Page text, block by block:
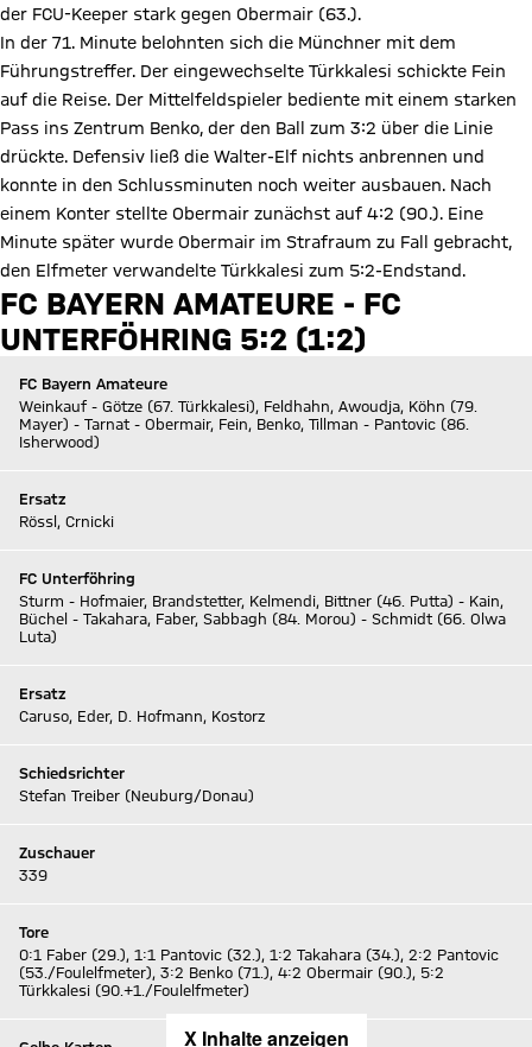
der FCU-Keeper stark gegen Obermair (63.).
In der 71. Minute belohnten sich die Münchner mit dem
Führungstreffer. Der eingewechselte Türkkalesi schickte Fein
auf die Reise. Der Mittelfeldspieler bediente mit einem starken
Pass ins Zentrum Benko, der den Ball zum 3:2 über die Linie
drückte. Defensiv ließ die Walter-Elf nichts anbrennen und
konnte in den Schlussminuten noch weiter ausbauen. Nach
einem Konter stellte Obermair zunächst auf 4:2 (90.). Eine
Minute später wurde Obermair im Strafraum zu Fall gebracht,
den Elfmeter verwandelte Türkkalesi zum 5:2-Endstand.
FC BAYERN AMATEURE - FC
UNTERFÖHRING 5:2 (1:2)
FC Bayern Amateure
Weinkauf - Götze (67. Türkkalesi), Feldhahn, Awoudja, Köhn (79.
Mayer) - Tarnat - Obermair, Fein, Benko, Tillman - Pantovic (86.
Isherwood)
Ersatz
Rössl, Crnicki
FC Unterföhring
Sturm - Hofmaier, Brandstetter, Kelmendi, Bittner (46. Putta) - Kain,
Büchel - Takahara, Faber, Sabbagh (84. Morou) - Schmidt (66. Olwa
Luta)
Ersatz
Caruso, Eder, D. Hofmann, Kostorz
Schiedsrichter
Stefan Treiber (Neuburg/Donau)
Zuschauer
339
Tore
0:1 Faber (29.), 1:1 Pantovic (32.), 1:2 Takahara (34.), 2:2 Pantovic
(53./Foulelfmeter), 3:2 Benko (71.), 4:2 Obermair (90.), 5:2
Türkkalesi (90.+1./Foulelfmeter)
X Inhalte anzeigen